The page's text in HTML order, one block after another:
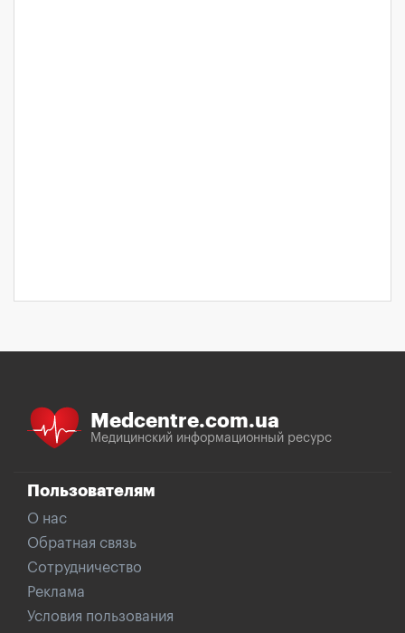
Medcentre.com.ua
Медицинский информационный ресурс
Пользователям
О нас
Обратная связь
Сотрудничество
Реклама
Условия пользования